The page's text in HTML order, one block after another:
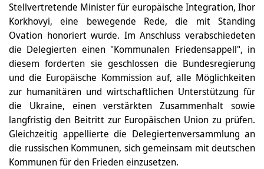
Stellvertretende Minister für europäische Integration, Ihor
Korkhovyi, eine bewegende Rede, die mit Standing
Ovation honoriert wurde. Im Anschluss verabschiedeten
die Delegierten einen "Kommunalen Friedensappell", in
diesem forderten sie geschlossen die Bundesregierung
und die Europäische Kommission auf, alle Möglichkeiten
zur humanitären und wirtschaftlichen Unterstützung für
die Ukraine, einen verstärkten Zusammenhalt sowie
langfristig den Beitritt zur Europäischen Union zu prüfen.
Gleichzeitig appellierte die Delegiertenversammlung an
die russischen Kommunen, sich gemeinsam mit deutschen
Kommunen für den Frieden einzusetzen.